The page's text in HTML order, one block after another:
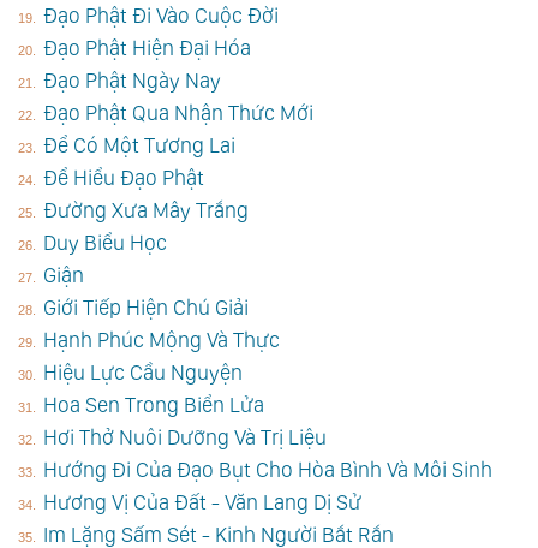
Đạo Phật Đi Vào Cuộc Đời
Đạo Phật Hiện Đại Hóa
Đạo Phật Ngày Nay
Đạo Phật Qua Nhận Thức Mới
Để Có Một Tương Lai
Để Hiểu Đạo Phật
Đường Xưa Mây Trắng
Duy Biểu Học
Giận
Giới Tiếp Hiện Chú Giải
Hạnh Phúc Mộng Và Thực
Hiệu Lực Cầu Nguyện
Hoa Sen Trong Biển Lửa
Hơi Thở Nuôi Dưỡng Và Trị Liệu
Hướng Đi Của Đạo Bụt Cho Hòa Bình Và Môi Sinh
Hương Vị Của Đất - Văn Lang Dị Sử
Im Lặng Sấm Sét - Kinh Người Bắt Rắn